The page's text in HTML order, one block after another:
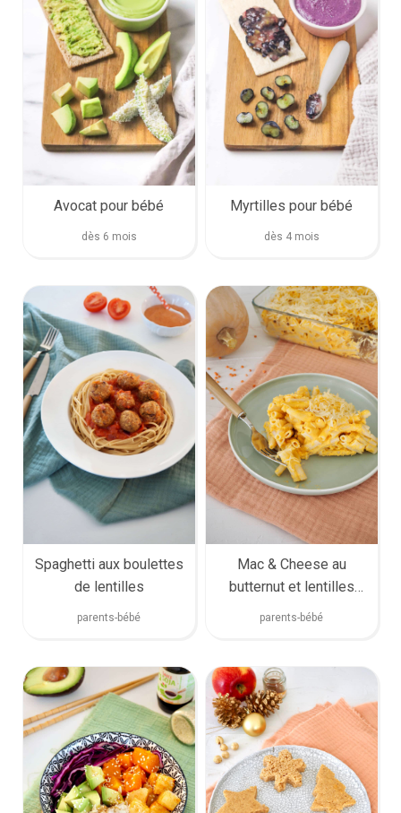
Avocat pour bébé
dès 6 mois
Myrtilles pour bébé
dès 4 mois
Spaghetti aux boulettes
de lentilles
parents-bébé
Mac & Cheese au
butternut et lentilles
corail
parents-bébé